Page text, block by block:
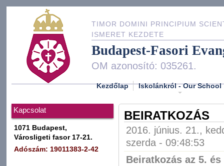
TIMOR DOMINI PRINCIPIUM
ISMERET KEZDETE
Budapest-Fasori
OM azonosító: 035261.
Kezdőlap Iskolánkról - Our School
Kapcsolat
1071 Budapest,
Városligeti fasor 17-21.
Adószám: 19011383-2-42
BEIRATKOZÁS
2016. június. 21.,
szerda - 09:48:53
Beiratkozás az 5.